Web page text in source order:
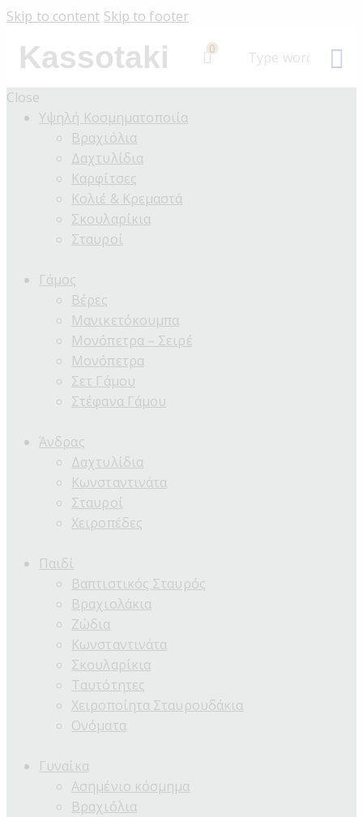
Skip to content Skip to footer
Kassotaki 0
Close
Υψηλή Κοσμηματοποιία
Βραχιόλια
Δαχτυλίδια
Καρφίτσες
Κολιέ & Κρεμαστά
Σκουλαρίκια
Σταυροί
Γάμος
Βέρες
Μανικετόκουμπα
Μονόπετρα – Σειρέ
Μονόπετρα
Σετ Γάμου
Στέφανα Γάμου
Άνδρας
Δαχτυλίδια
Κωνσταντινάτα
Σταυροί
Χειροπέδες
Παιδί
Βαπτιστικός Σταυρός
Βραχιολάκια
Ζώδια
Κωνσταντινάτα
Σκουλαρίκια
Ταυτότητες
Χειροποίητα Σταυρουδάκια
Ονόματα
Γυναίκα
Ασημένιο κόσμημα
Βραχιόλια